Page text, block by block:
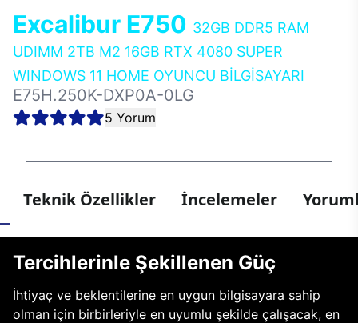
Excalibur E750 32GB DDR5 RAM
UDIMM 2TB M2 16GB RTX 4080 SUPER
WINDOWS 11 HOME OYUNCU BİLGİSAYARI
E75H.250K-DXP0A-0LG
5 Yorum
Teknik Özellikler İncelemeler
Tercihlerinle Şekillenen Güç
İhtiyaç ve beklentilerine en uygun bilgisayara sahip
olman için birbirleriyle en uyumlu şekilde çalışacak, en